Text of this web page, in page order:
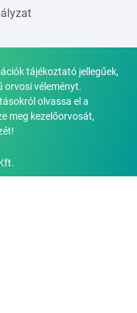
tájékoztató jellegűek,
orvosi véleményt.
olvassa el a
meg kezelőorvosát,